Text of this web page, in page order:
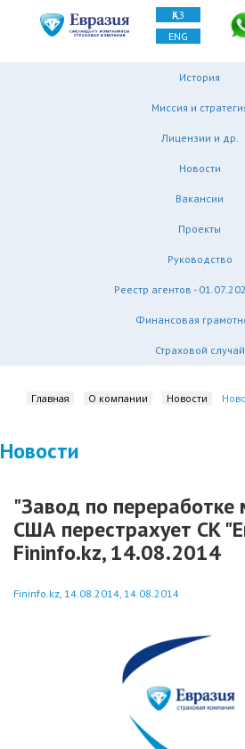
ҚАЗ
ENG
История
Миссия и
Лицензии и др.
Новости
Вакансии
Проекты
Руководство
Реестр агентов -
Финансовая
Страховой случай
Главная О компании Новости
Новости
"Завод по переработке
США перестрахует СК
Fininfo.kz, 14.08.2014
Fininfo.kz, 14.08.2014, 14.08.2014